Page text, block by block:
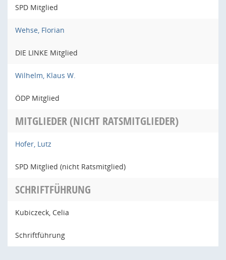
SPD Mitglied
Wehse, Florian
DIE LINKE Mitglied
Wilhelm, Klaus W.
ÖDP Mitglied
MITGLIEDER (NICHT RATSMITGLIEDER)
Hofer, Lutz
SPD Mitglied (nicht Ratsmitglied)
SCHRIFTFÜHRUNG
Kubiczeck, Celia
Schriftführung